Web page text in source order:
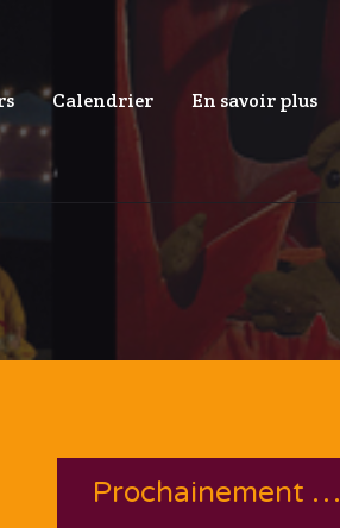
Calendrier En savoir plus
Prochainement …